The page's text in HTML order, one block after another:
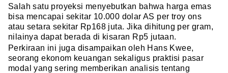
Salah satu proyeksi menyebutkan bahwa harga emas
bisa mencapai sekitar 10.000 dolar AS per troy ons
atau setara sekitar Rp168 juta. Jika dihitung per gram,
nilainya dapat berada di kisaran Rp5 jutaan.
Perkiraan ini juga disampaikan oleh Hans Kwee,
seorang ekonom keuangan sekaligus praktisi pasar
modal yang sering memberikan analisis tentang